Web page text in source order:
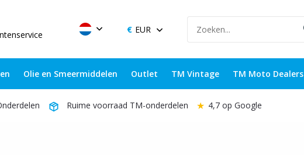
EUR
Olie en Smeermiddelen Outlet TM Vintage TM Moto Dealers
Ruime voorraad TM-onderdelen ★ 4,7 op Google